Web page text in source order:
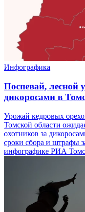
Инфографика
Поспевай, лесной
дикоросами в
Урожай кедровых
Томской области
охотников за
сроки сбора и штрафы
инфографике РИА